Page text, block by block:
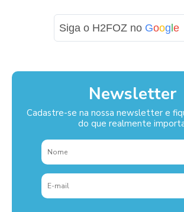
Siga o H2FOZ no Google
Newsletter
Cadastre-se na nossa newsletter e
do que realmente